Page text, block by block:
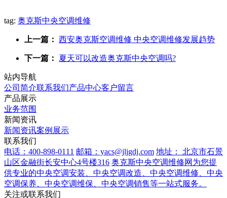
tag: 奥克斯中央空调维修
上一篇： 西安奥克斯空调维修 中央空调维修发展趋势
下一篇： 夏天可以改造奥克斯中央空调吗?
站内导航
公司简介联系我们产品中心客户留言
产品展示
业务范围
新闻资讯
新闻资讯案例展示
联系我们
电话：400-898-0111 邮箱：yacs@jljgdj.com 地址： 北京市石景
山区金融街长安中心4号楼316 奥克斯中央空调维修网为您提
供专业的中央空调安装、中央空调改造、中央空调维修、中央
空调保养、中央空调维保、中央空调销售等一站式服务。
关注或联系我们